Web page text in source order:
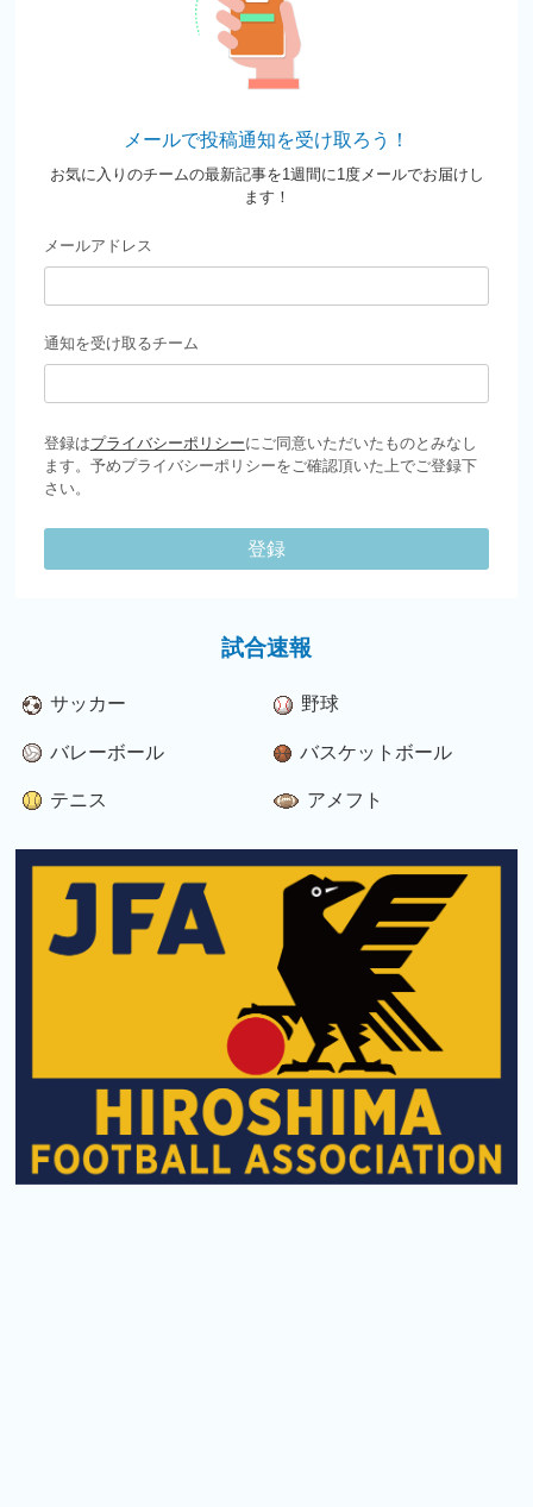
メールで投稿通知を受け取ろう！
お気に入りのチームの最新記事を1週間に1度メールでお届けし
ます！
メールアドレス
通知を受け取るチーム
登録はプライバシーポリシーにご同意いただいたものとみなし
ます。予めプライバシーポリシーをご確認頂いた上でご登録下
さい。
登録
試合速報
サッカー 野球
バレーボール バスケットボール
テニス アメフト